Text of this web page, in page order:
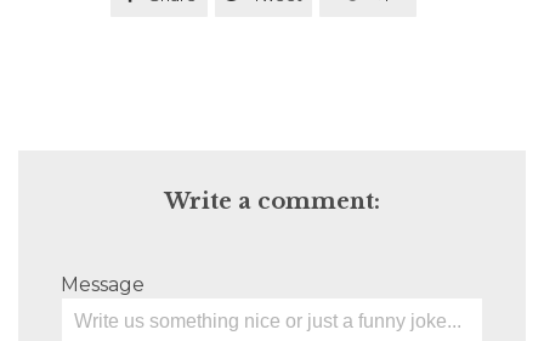
Write a comment:
Message